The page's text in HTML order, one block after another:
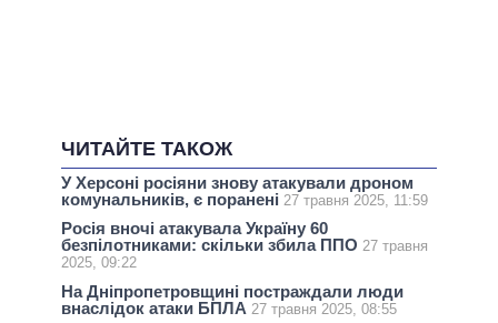
ЧИТАЙТЕ ТАКОЖ
У Херсоні росіяни знову атакували дроном
комунальників, є поранені 27 травня 2025, 11:59
Росія вночі атакувала Україну 60
безпілотниками: скільки збила ППО 27 травня
2025, 09:22
На Дніпропетровщині постраждали люди
внаслідок атаки БПЛА 27 травня 2025, 08:55